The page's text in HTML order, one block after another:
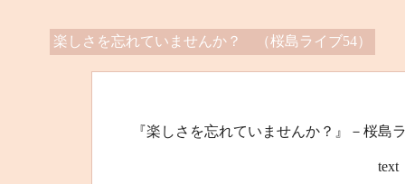
楽しさを忘れていませんか？ （桜島ライブ54）
『楽しさを忘れていませんか？』－桜島
text 桜島”オー